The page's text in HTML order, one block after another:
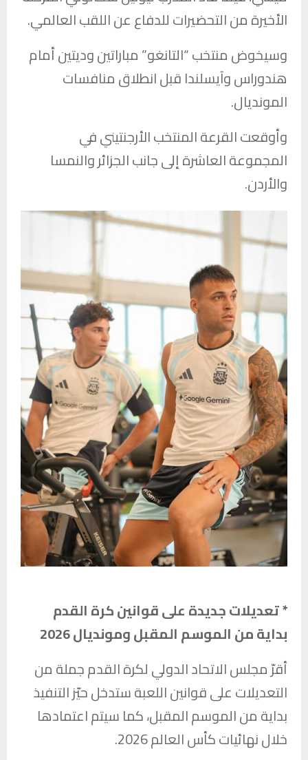
الأخيرة من التحضيرات للدفاع عن اللقب العالمي.
وسيخوض منتخب “التانغو” مباراتين وديتين أمام
هندوراس وآيسلندا قبل انطلاق منافسات
المونديال.
وأوقعت القرعة المنتخب الأرجنتيني في
المجموعة العاشرة إلى جانب الجزائر والنمسا
والأردن.
* تعديلات جديدة على قوانين كرة القدم
بداية من الموسم المقبل ومونديال 2026
أقرّ مجلس الاتحاد الدولي لكرة القدم جملة من
التعديلات على قوانين اللعبة ستدخل حيّز التنفيذ
بداية من الموسم المقبل، كما سيتم اعتمادها
خلال نهائيات كأس العالم 2026.